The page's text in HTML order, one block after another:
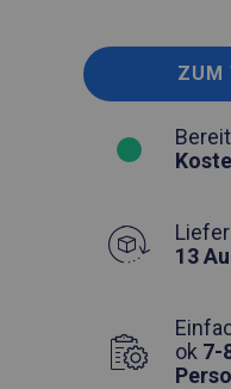
ZUM
13
ok 7-